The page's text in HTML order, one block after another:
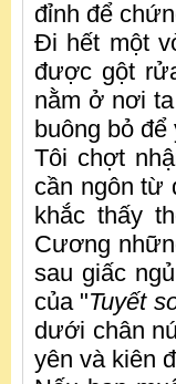
đỉnh để
Đi hết một
được gột
nằm ở nơi
buông bỏ
Tôi chợt
cần ngôn từ
khắc thấy
Cương
sau giấc
của "Tuyết
dưới chân
yên và kiên